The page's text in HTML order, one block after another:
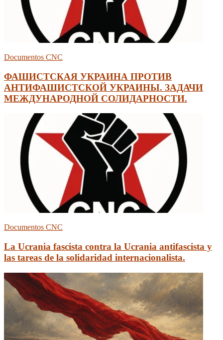
Documentos CNC
ФАШИСТСКАЯ УКРАИНА ПРОТИВ
АНТИФАШИСТСКОЙ УКРАИНЫ. ЗАДАЧИ
МЕЖДУНАРОДНОЙ СОЛИДАРНОСТИ.
Documentos CNC
La Ucrania fascista contra la Ucrania antifascista y
las tareas de la solidaridad internacionalista.